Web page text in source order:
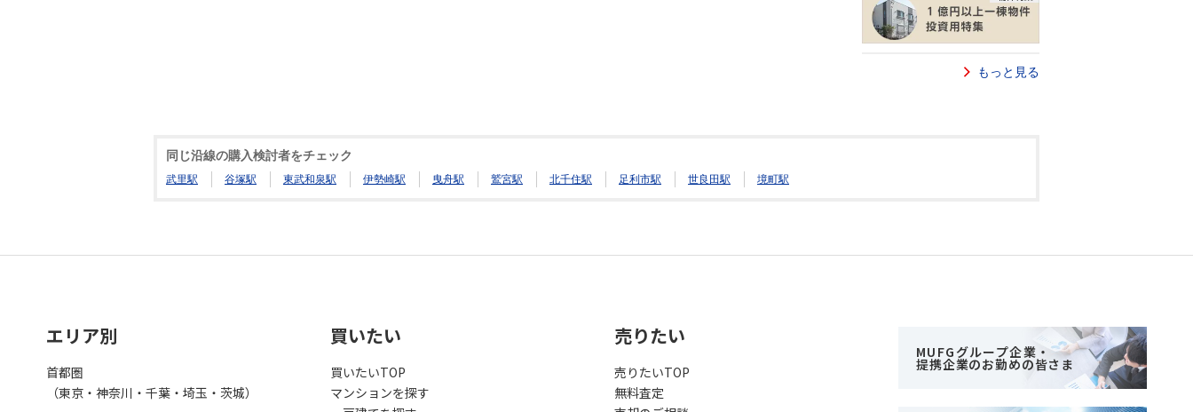
もっと見る
同じ沿線の購入検討者をチェック
武里駅 谷塚駅 東武和泉駅 伊勢崎駅 曳舟駅 鷲宮駅 北千住駅 足利市駅 世良田駅 境町駅
エリア別
首都圏
（東京・神奈川・千葉・埼玉・茨城）
買いたい
買いたいTOP
マンションを探す
売りたい
売りたいTOP
無料査定
MUFGグループ企業・
提携企業のお勤めの皆さま